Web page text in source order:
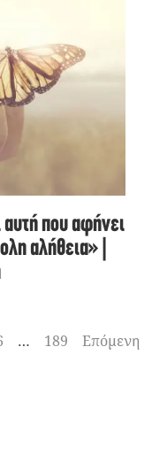
που αφήνει
αλήθεια» |
… 189
Επόμενη